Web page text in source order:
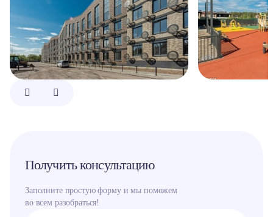
Получить консультацию
Заполните простую форму и мы поможем
во всем разобраться!